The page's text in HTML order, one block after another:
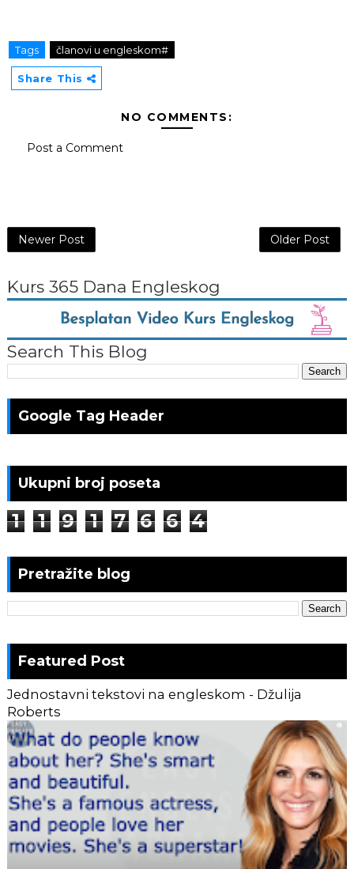
Tags članovi u engleskom#
Share This
NO COMMENTS:
Post a Comment
Newer Post Older Post
Kurs 365 Dana Engleskog
Search This Blog
Google Tag Header
Ukupni broj poseta
1 1 9 1 7 6 6 4
Pretražite blog
Featured Post
Jednostavni tekstovi na engleskom - Džulija
Roberts